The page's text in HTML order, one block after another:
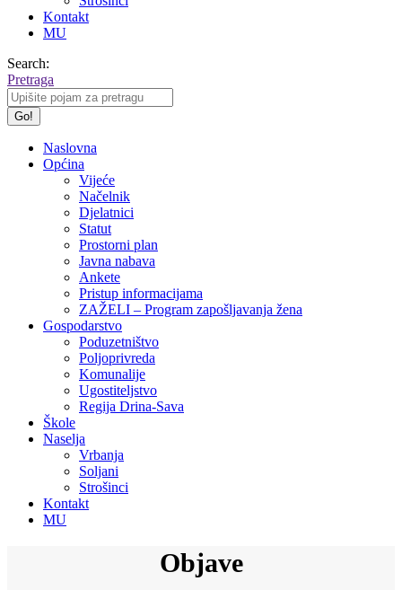
Kontakt
MU
Search:
Pretraga
Naslovna
Općina
Vijeće
Načelnik
Djelatnici
Statut
Prostorni plan
Javna nabava
Ankete
Pristup informacijama
ZAŽELI – Program zapošljavanja žena
Gospodarstvo
Poduzetništvo
Poljoprivreda
Komunalije
Ugostiteljstvo
Regija Drina-Sava
Škole
Naselja
Vrbanja
Soljani
Strošinci
Kontakt
MU
Objave